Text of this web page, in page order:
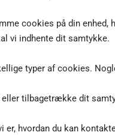
cookies på din
vi indhente dit samtykke.
typer af cookies.
tilbagetrække dit
er, hvordan du kan